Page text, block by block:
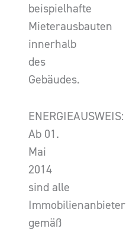
beispielhafte
Mieterausbauten
innerhalb
des
Gebäudes.
ENERGIEAUSWEIS:
Ab 01.
Mai
2014
sind alle
Immobilienanbieter
gemäß